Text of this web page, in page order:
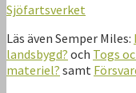
Sjöfartsverket
Läs även Semper Miles:
landsbygd? och Togs
materiel? samt